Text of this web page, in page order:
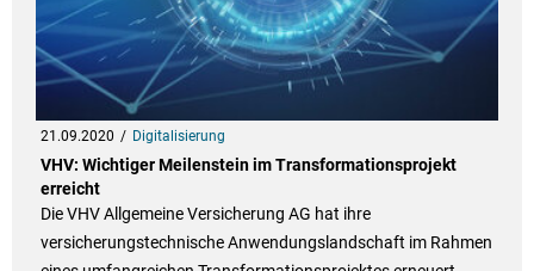
21.09.2020 Digitalisierung
VHV: Wichtiger Meilenstein im Transformationsprojekt
erreicht
Die VHV Allgemeine Versicherung AG hat ihre
versicherungstechnische Anwendungslandschaft im Rahmen